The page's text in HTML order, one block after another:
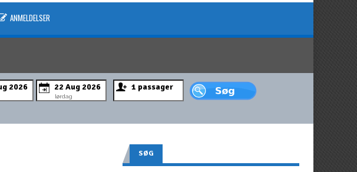
ANMELDELSER
lørdag
SØG